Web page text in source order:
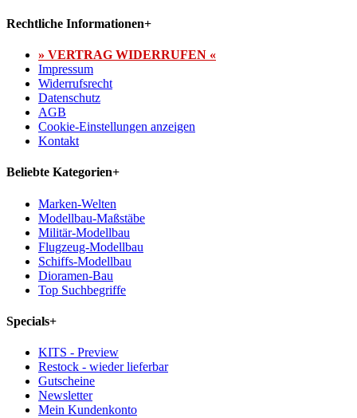
Rechtliche Informationen+
» VERTRAG WIDERRUFEN «
Impressum
Widerrufsrecht
Datenschutz
AGB
Cookie-Einstellungen anzeigen
Kontakt
Beliebte Kategorien+
Marken-Welten
Modellbau-Maßstäbe
Militär-Modellbau
Flugzeug-Modellbau
Schiffs-Modellbau
Dioramen-Bau
Top Suchbegriffe
Specials+
KITS - Preview
Restock - wieder lieferbar
Gutscheine
Newsletter
Mein Kundenkonto